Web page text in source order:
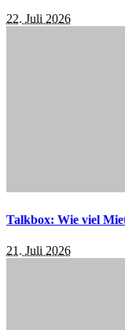
22. Juli 2026
Talkbox: Wie viel
21. Juli 2026